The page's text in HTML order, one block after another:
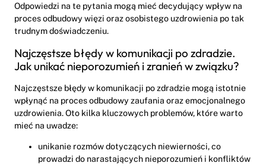
Odpowiedzi na te pytania mogą mieć decydujący wpływ na
proces odbudowy więzi oraz osobistego uzdrowienia po tak
trudnym doświadczeniu.
Najczęstsze błędy w komunikacji po zdradzie.
Jak unikać nieporozumień i zranień w związku?
Najczęstsze błędy w komunikacji po zdradzie mogą istotnie
wpłynąć na proces odbudowy zaufania oraz emocjonalnego
uzdrowienia. Oto kilka kluczowych problemów, które warto
mieć na uwadze:
unikanie rozmów dotyczących niewierności, co
prowadzi do narastających nieporozumień i konfliktów